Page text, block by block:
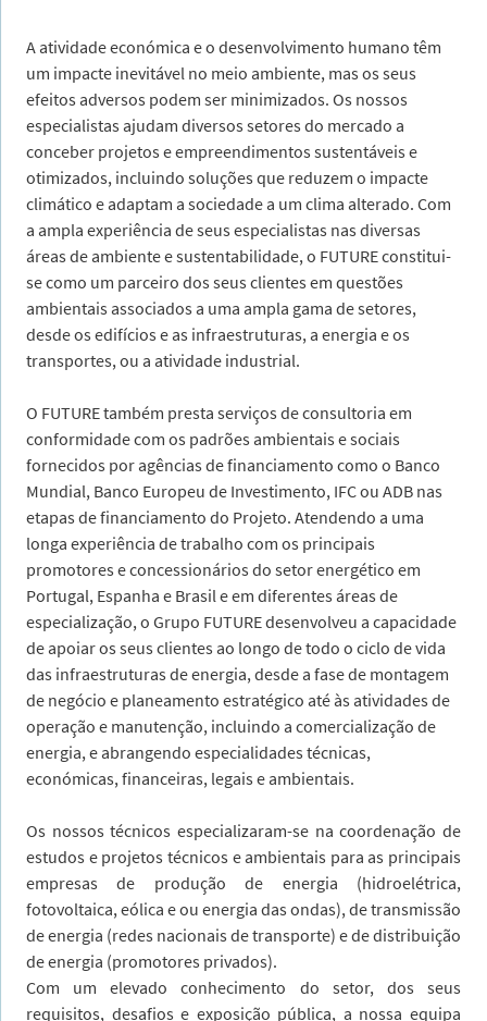
A atividade económica e o desenvolvimento humano têm
um impacte inevitável no meio ambiente, mas os seus
efeitos adversos podem ser minimizados. Os nossos
especialistas ajudam diversos setores do mercado a
conceber projetos e empreendimentos sustentáveis e
otimizados, incluindo soluções que reduzem o impacte
climático e adaptam a sociedade a um clima alterado. Com
a ampla experiência de seus especialistas nas diversas
áreas de ambiente e sustentabilidade, o FUTURE constitui-
se como um parceiro dos seus clientes em questões
ambientais associados a uma ampla gama de setores,
desde os edifícios e as infraestruturas, a energia e os
transportes, ou a atividade industrial.
O FUTURE também presta serviços de consultoria em
conformidade com os padrões ambientais e sociais
fornecidos por agências de financiamento como o Banco
Mundial, Banco Europeu de Investimento, IFC ou ADB nas
etapas de financiamento do Projeto. Atendendo a uma
longa experiência de trabalho com os principais
promotores e concessionários do setor energético em
Portugal, Espanha e Brasil e em diferentes áreas de
especialização, o Grupo FUTURE desenvolveu a capacidade
de apoiar os seus clientes ao longo de todo o ciclo de vida
das infraestruturas de energia, desde a fase de montagem
de negócio e planeamento estratégico até às atividades de
operação e manutenção, incluindo a comercialização de
energia, e abrangendo especialidades técnicas,
económicas, financeiras, legais e ambientais.
Os nossos técnicos especializaram-se na coordenação de
estudos e projetos técnicos e ambientais para as principais
empresas de produção de energia (hidroelétrica,
fotovoltaica, eólica e ou energia das ondas), de transmissão
de energia (redes nacionais de transporte) e de distribuição
de energia (promotores privados).
Com um elevado conhecimento do setor, dos seus
requisitos, desafios e exposição pública, a nossa equipa